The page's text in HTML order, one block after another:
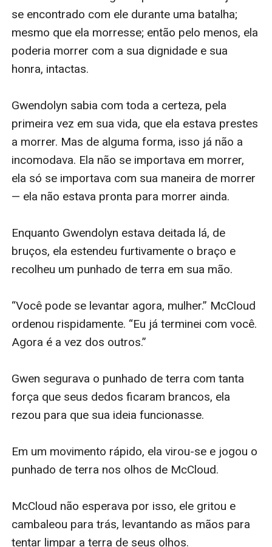
pretendentes, sobre cavaleiros e dragões, intrigas e
maquinações políticas, sobre atingir a maioridade,
corações partidos, decepção, ambição e traição. É
uma história de honra e coragem, de destinos, de
que nunca esqueceremos e que vai interessar a todas
as idades e gêneros. O livro contém 70.000 palavras.